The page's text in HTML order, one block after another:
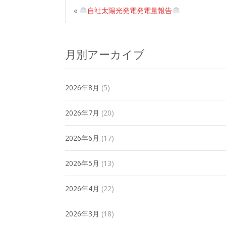
« 自社太陽光発電発電量報告
月別アーカイブ
2026年8月 (5)
2026年7月 (20)
2026年6月 (17)
2026年5月 (13)
2026年4月 (22)
2026年3月 (18)